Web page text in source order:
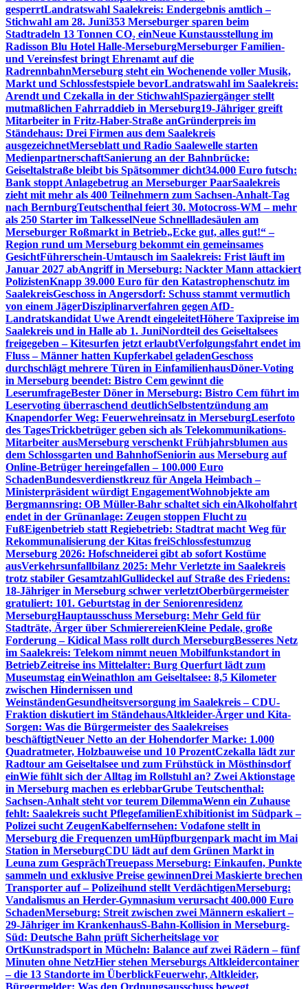
gesperrtLandratswahl Saalekreis: Endergebnis amtlich –
Stichwahl am 28. Juni353 Merseburger sparen beim
Stadtradeln 13 Tonnen CO₂ einNeue Kunstausstellung im
Radisson Blu Hotel Halle-MerseburgMerseburger Familien-
und Vereinsfest bringt Ehrenamt auf die
RadrennbahnMerseburg steht ein Wochenende voller Musik,
Markt und Schlossfestspiele bevorLandratswahl im Saalekreis:
Arendt und Czekalla in der StichwahlSpaziergänger stellt
mutmaßlichen Fahrraddieb in Merseburg19-Jähriger greift
Mitarbeiter in Fritz-Haber-Straße anGründerpreis im
Ständehaus: Drei Firmen aus dem Saalekreis
ausgezeichnetMerseblatt und Radio Saalewelle starten
MedienpartnerschaftSanierung an der Bahnbrücke:
Geiseltalstraße bleibt bis Spätsommer dicht34.000 Euro futsch:
Bank stoppt Anlagebetrug an Merseburger PaarSaalekreis
zieht mit mehr als 400 Teilnehmern zum Sachsen-Anhalt-Tag
nach BernburgTeutschenthal feiert 30. Motocross-WM – mehr
als 250 Starter im TalkesselNeue Schnellladesäulen am
Merseburger Roßmarkt in Betrieb„Ecke gut, alles gut!“ –
Region rund um Merseburg bekommt ein gemeinsames
GesichtFührerschein-Umtausch im Saalekreis: Frist läuft im
Januar 2027 abAngriff in Merseburg: Nackter Mann attackiert
PolizistenKnapp 39.000 Euro für den Katastrophenschutz im
SaalekreisGeschoss in Angersdorf: Schuss stammt vermutlich
von einem JägerDisziplinarverfahren gegen AfD-
Landratskandidat Uwe Arendt eingeleitetHöhere Taxipreise im
Saalekreis und in Halle ab 1. JuniNordteil des Geiseltalsees
freigegeben – Kitesurfen jetzt erlaubtVerfolgungsfahrt endet im
Fluss – Männer hatten Kupferkabel geladenGeschoss
durchschlägt mehrere Türen in EinfamilienhausDöner-Voting
in Merseburg beendet: Bistro Cem gewinnt die
LeserumfrageBester Döner in Merseburg: Bistro Cem führt im
Leservoting überraschend deutlichSelbstentzündung am
Knapendorfer Weg: Feuerwehreinsatz in MerseburgLeserfoto
des TagesTrickbetrüger geben sich als Telekommunikations-
Mitarbeiter ausMerseburg verschenkt Frühjahrsblumen aus
dem Schlossgarten und BahnhofSeniorin aus Merseburg auf
Online-Betrüger hereingefallen – 100.000 Euro
SchadenBundesverdienstkreuz für Angela Heimbach –
Ministerpräsident würdigt EngagementWohnobjekte am
Bergmannsring: OB Müller-Bahr schaltet sich einAlkoholfahrt
endet in der Grünanlage: Zeugen stoppen Flucht zu
FußEigenbetrieb statt Regiebetrieb: Stadtrat macht Weg für
Rekommunalisierung der Kitas freiSchlossfestumzug
Merseburg 2026: Hofschneiderei gibt ab sofort Kostüme
ausVerkehrsunfallbilanz 2025: Mehr Verletzte im Saalekreis
trotz stabiler GesamtzahlGullideckel auf Straße des Friedens:
18-Jähriger in Merseburg schwer verletztOberbürgermeister
gratuliert: 101. Geburtstag in der Seniorenresidenz
MerseburgHauptausschuss Merseburg: Mehr Geld für
Stadträte, Ärger über SchmierereienKleine Pedale, große
Forderung – Kidical Mass rollt durch MerseburgBesseres Netz
im Saalekreis: Telekom nimmt neuen Mobilfunkstandort in
BetriebZeitreise ins Mittelalter: Burg Querfurt lädt zum
Museumstag einWeinathlon am Geiseltalsee: 8,5 Kilometer
zwischen Hindernissen und
WeinständenGesundheitsversorgung im Saalekreis – CDU-
Fraktion diskutiert im StändehausAltkleider-Ärger und Kita-
Sorgen: Was die Bürgermeister des Saalekreises
beschäftigtNeuer Netto an der Hohendorfer Marke: 1.000
Quadratmeter, Holzbauweise und 10 ProzentCzekalla lädt zur
Radtour am Geiseltalsee und zum Frühstück in Mösthinsdorf
einWie fühlt sich der Alltag im Rollstuhl an? Zwei Aktionstage
in Merseburg machen es erlebbarGrube Teutschenthal:
Sachsen-Anhalt steht vor teurem DilemmaWenn ein Zuhause
fehlt: Saalekreis sucht PflegefamilienExhibitionist im Südpark –
Polizei sucht ZeugenKabelfernsehen: Vodafone stellt in
Merseburg die Frequenzen umHüpfburgenpark macht im Mai
Station in MerseburgCDU lädt auf dem Grünen Markt in
Leuna zum GesprächTreuepass Merseburg: Einkaufen, Punkte
sammeln und exklusive Preise gewinnenDrei Maskierte brechen
Transporter auf – Polizeihund stellt VerdächtigenMerseburg:
Vandalismus an Herder-Gymnasium verursacht 400.000 Euro
SchadenMerseburg: Streit zwischen zwei Männern eskaliert –
29-Jähriger im KrankenhausS-Bahn-Kollision in Merseburg-
Süd: Deutsche Bahn prüft Sicherheitslage vor
OrtKunstradsport in Mücheln: Balance auf zwei Rädern – fünf
Minuten ohne NetzHier stehen Merseburgs Altkleidercontainer
– die 13 Standorte im ÜberblickFeuerwehr, Altkleider,